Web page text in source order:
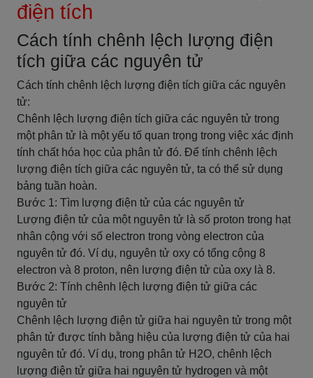
điện tích
Cách tính chênh lệch lượng điện
tích giữa các nguyên tử
Cách tính chênh lệch lượng điện tích giữa các nguyên
tử:
Chênh lệch lượng điện tích giữa các nguyên tử trong
một phân tử là một yếu tố quan trọng trong việc xác định
tính chất hóa học của phân tử đó. Để tính chênh lệch
lượng điện tích giữa các nguyên tử, ta có thể sử dụng
bảng tuần hoàn.
Bước 1: Tìm lượng điện tử của các nguyên tử
Lượng điện tử của một nguyên tử là số proton trong hạt
nhân cộng với số electron trong vòng electron của
nguyên tử đó. Ví dụ, nguyên tử oxy có tổng cộng 8
electron và 8 proton, nên lượng điện tử của oxy là 8.
Bước 2: Tính chênh lệch lượng điện tử giữa các
nguyên tử
Chênh lệch lượng điện tử giữa hai nguyên tử trong một
phân tử được tính bằng hiệu của lượng điện tử của hai
nguyên tử đó. Ví dụ, trong phân tử H2O, chênh lệch
lượng điện tử giữa hai nguyên tử hydrogen và một